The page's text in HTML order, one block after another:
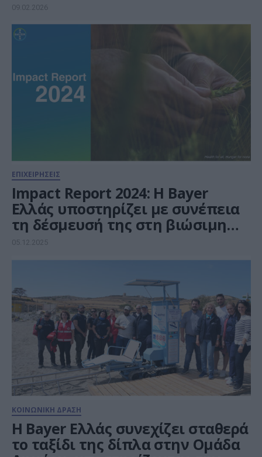
09.02.2026
ΕΠΙΧΕΙΡΗΣΕΙΣ
Impact Report 2024: Η Bayer
Ελλάς υποστηρίζει με συνέπεια
τη δέσμευσή της στη βιώσιμη
ανάπτυξη
05.12.2025
ΚΟΙΝΩΝΙΚΗ ΔΡΑΣΗ
Η Bayer Ελλάς συνεχίζει σταθερά
το ταξίδι της δίπλα στην Ομάδα